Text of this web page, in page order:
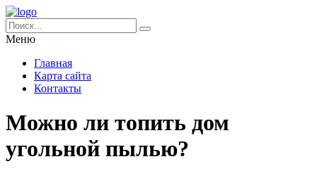
Меню
Главная
Карта сайта
Контакты
Можно ли топить дом
угольной пылью?